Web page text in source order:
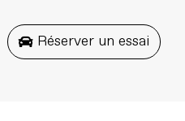
Réserver un essai